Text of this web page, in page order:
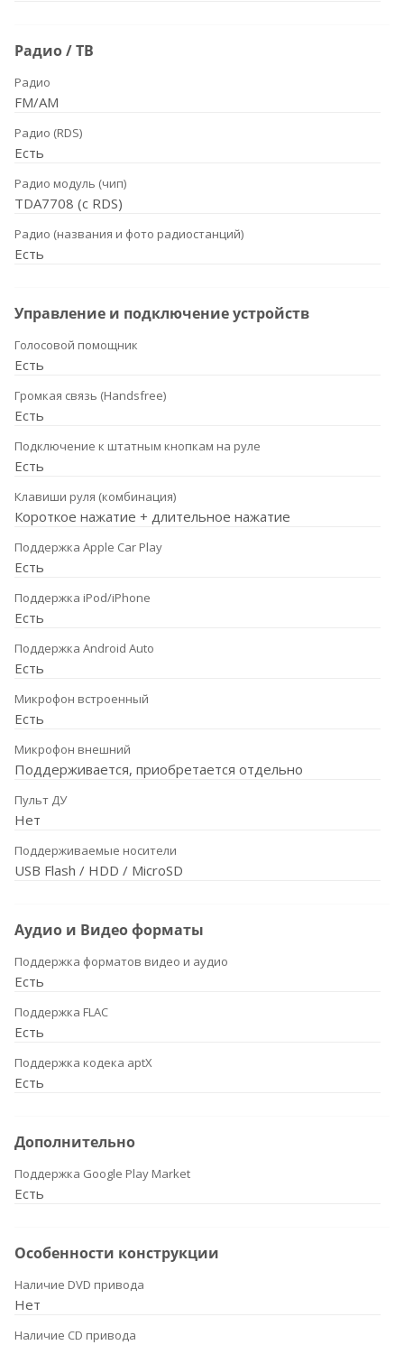
Радио / ТВ
Радио
FM/AM
Радио (RDS)
Есть
Радио модуль (чип)
TDA7708 (с RDS)
Радио (названия и фото радиостанций)
Есть
Управление и подключение устройств
Голосовой помощник
Есть
Громкая связь (Handsfree)
Есть
Подключение к штатным кнопкам на руле
Есть
Клавиши руля (комбинация)
Короткое нажатие + длительное нажатие
Поддержка Apple Car Play
Есть
Поддержка iPod/iPhone
Есть
Поддержка Android Auto
Есть
Микрофон встроенный
Есть
Микрофон внешний
Поддерживается, приобретается отдельно
Пульт ДУ
Нет
Поддерживаемые носители
USB Flash / HDD / MicroSD
Аудио и Видео форматы
Поддержка форматов видео и аудио
Есть
Поддержка FLAC
Есть
Поддержка кодека aptX
Есть
Дополнительно
Поддержка Google Play Market
Есть
Особенности конструкции
Наличие DVD привода
Нет
Наличие CD привода